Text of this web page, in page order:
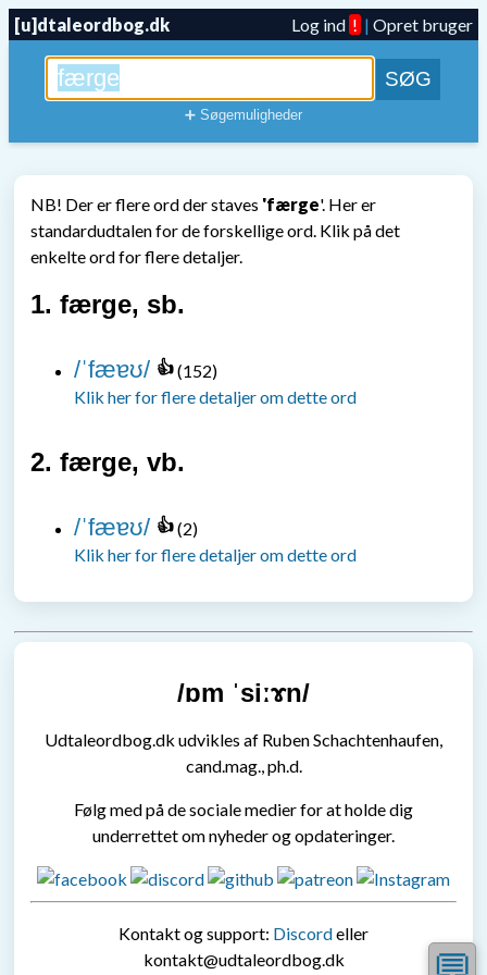
[u]dtaleordbog.dk Log ind ! | Opret bruger
➕ Søgemuligheder
NB! Der er flere ord der staves 'færge'. Her er
standardudtalen for de forskellige ord. Klik på det
enkelte ord for flere detaljer.
1. færge, sb.
/ˈfæɐʊ/ 👍(152)
Klik her for flere detaljer om dette ord
2. færge, vb.
/ˈfæɐʊ/ 👍(2)
Klik her for flere detaljer om dette ord
/ɒm ˈsiːɤn/
Udtaleordbog.dk udvikles af Ruben Schachtenhaufen,
cand.mag., ph.d.
Følg med på de sociale medier for at holde dig
underrettet om nyheder og opdateringer.
Kontakt og support: Discordeller
kontakt@udtaleordbog.dk